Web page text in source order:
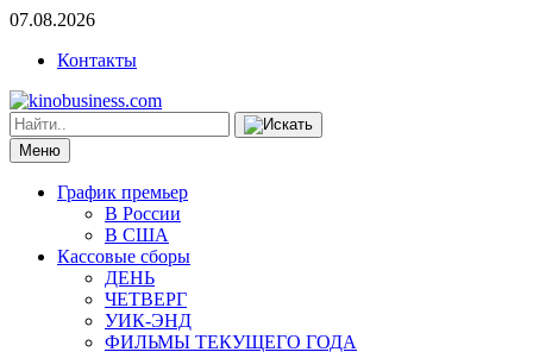
07.08.2026
Контакты
Меню
График премьер
В России
В США
Кассовые сборы
ДЕНЬ
ЧЕТВЕРГ
УИК-ЭНД
ФИЛЬМЫ ТЕКУЩЕГО ГОДА